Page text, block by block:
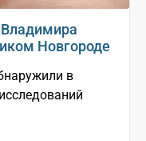
Новгороде
в